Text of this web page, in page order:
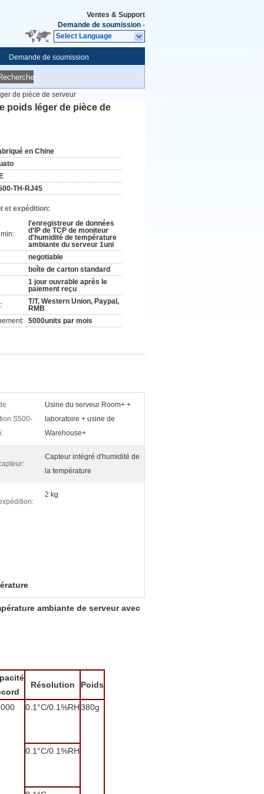
Ventes & Support
Demande de soumission -
Select Language
Demande de soumission
de pièce de serveur
poids léger de pièce de
en Chine
TH-RJ45
et expédition:
l'enregistreur de données
d'IP de TCP de moniteur
d'humidité de température
ambiante du serveur 1uni
negotiable
boîte de carton standard
1 jour ouvrable après le
paiement reçu
T/T, Western Union, Paypal,
RMB
5000units par mois
S500-
Usine du serveur Room+ +
laboratoire + usine de
Warehouse+
Capteur intégré d'humidité de
la température
2 kg
ambiante de serveur avec
Résolution Poids
0.1°C/0.1%RH380g
0.1°C/0.1%RH